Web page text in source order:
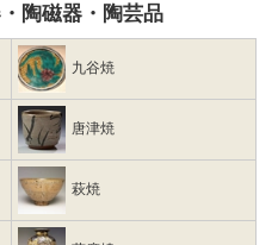
陶磁器・陶芸品
九谷焼
唐津焼
萩焼